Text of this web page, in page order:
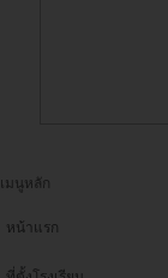
เมนูหลัก
หน้าแรก